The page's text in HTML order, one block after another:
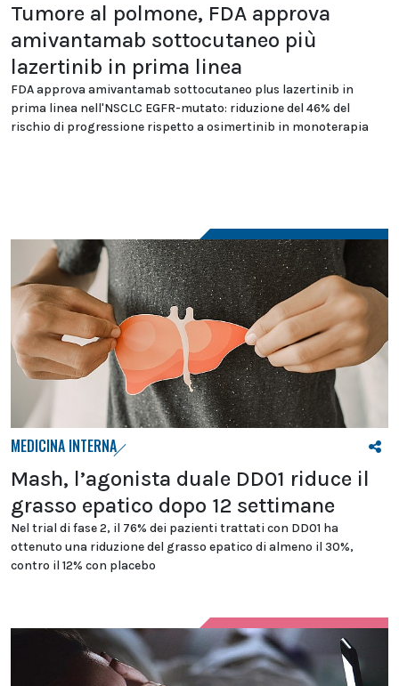
Tumore al polmone, FDA approva
amivantamab sottocutaneo più
lazertinib in prima linea
FDA approva amivantamab sottocutaneo plus lazertinib in
prima linea nell'NSCLC EGFR-mutato: riduzione del 46% del
rischio di progressione rispetto a osimertinib in monoterapia
MEDICINA INTERNA
Mash, l’agonista duale DD01 riduce il
grasso epatico dopo 12 settimane
Nel trial di fase 2, il 76% dei pazienti trattati con DD01 ha
ottenuto una riduzione del grasso epatico di almeno il 30%,
contro il 12% con placebo